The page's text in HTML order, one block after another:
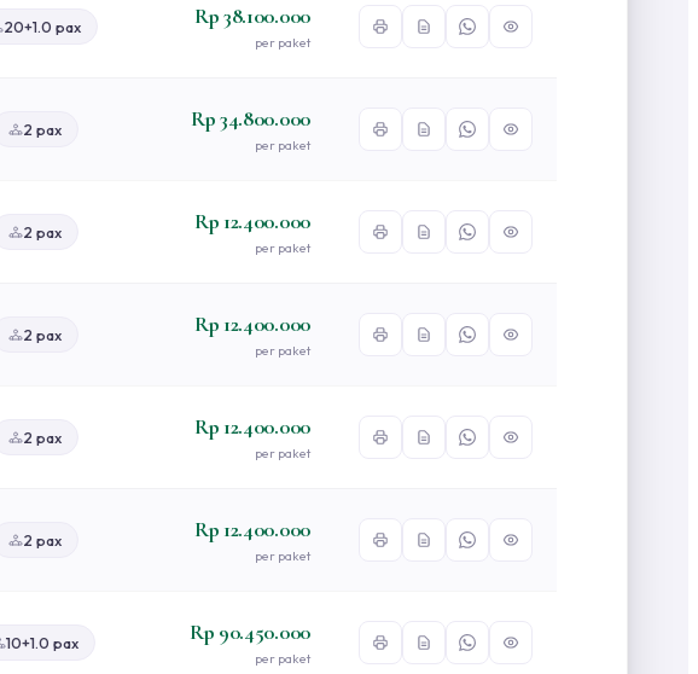
20+1.0 pax Rp 38.100.000
per paket
2 pax Rp 34.800.000
per paket
2 pax Rp 12.400.000
per paket
2 pax Rp 12.400.000
per paket
2 pax Rp 12.400.000
per paket
2 pax Rp 12.400.000
per paket
10+1.0 pax Rp 90.450.000
per paket